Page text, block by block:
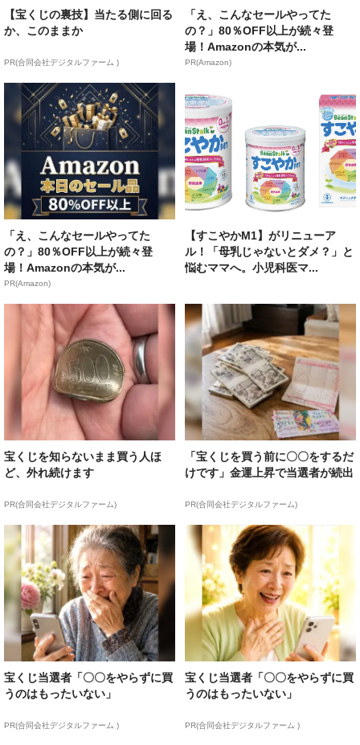
【宝くじの裏技】当たる側に回る
か、このままか
PR(合同会社デジタルファーム )
「え、こんなセールやってた
の？」80％OFF以上が続々登
場！Amazonの本気が...
PR(Amazon)
「え、こんなセールやってた
の？」80％OFF以上が続々登
場！Amazonの本気が...
PR(Amazon)
【すこやかM1】がリニューア
ル！「母乳じゃないとダメ？」と
悩むママへ。小児科医マ...
宝くじを知らないまま買う人ほ
ど、外れ続けます
PR(合同会社デジタルファーム)
「宝くじを買う前に〇〇をするだ
けです」金運上昇で当選者が続出
PR(合同会社デジタルファーム)
宝くじ当選者「〇〇をやらずに買
うのはもったいない」
PR(合同会社デジタルファーム )
宝くじ当選者「〇〇をやらずに買
うのはもったいない」
PR(合同会社デジタルファーム )